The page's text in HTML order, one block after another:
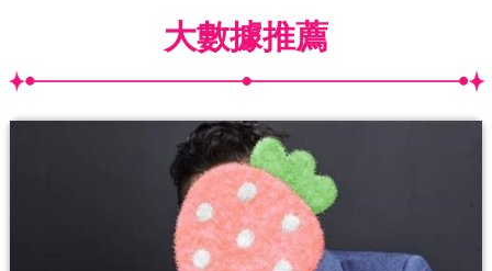
大數據推薦